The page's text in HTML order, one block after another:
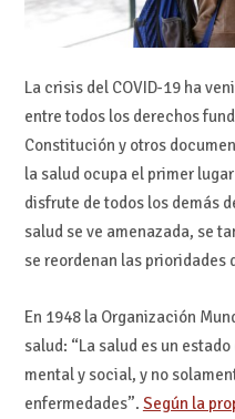
La crisis del COVID-19 ha
entre todos los derechos
Constitución y otros
la salud ocupa el primer
disfrute de todos los demás
salud se ve amenazada, se
se reordenan las prioridades
En 1948 la Organización
salud: “La salud es un
mental y social, y no
enfermedades”. Según la